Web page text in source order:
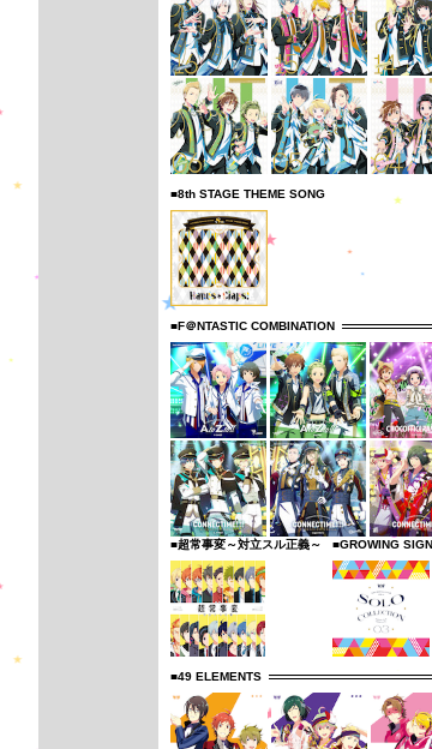
■8th STAGE THEME SONG
■F＠NTASTIC COMBINATION
■超常事変～対立スル正義～ ■GROWING
■49 ELEMENTS